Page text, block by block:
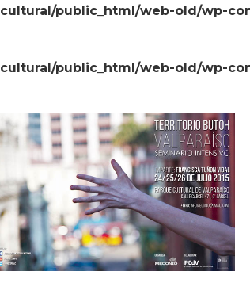
public_html/web-old/wp-
public_html/web-old/wp-